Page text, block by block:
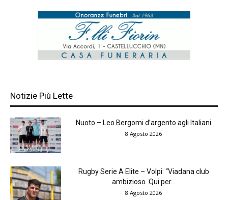
Notizie Più Lette
Nuoto – Leo Bergomi d’argento agli Italiani
8 Agosto 2026
Rugby Serie A Elite – Volpi: “Viadana club
ambizioso. Qui per...
8 Agosto 2026